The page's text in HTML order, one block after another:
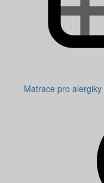
Matrace pro alergiky